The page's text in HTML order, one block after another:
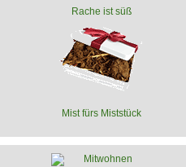
Rache ist süß
Mist fürs Miststück